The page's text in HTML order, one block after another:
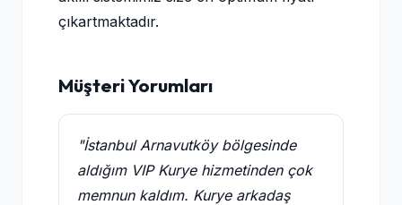
çıkartmaktadır.
Müşteri Yorumları
"İstanbul Arnavutköy bölgesinde
aldığım VIP Kurye hizmetinden çok
memnun kaldım. Kurye arkadaş